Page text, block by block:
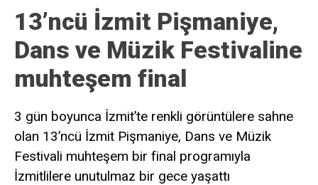
13’ncü İzmit Pişmaniye,
Dans ve Müzik Festivaline
muhteşem final
3 gün boyunca İzmit’te renkli görüntülere sahne
olan 13’ncü İzmit Pişmaniye, Dans ve Müzik
Festivali muhteşem bir final programıyla
İzmitlilere unutulmaz bir gece yaşattı